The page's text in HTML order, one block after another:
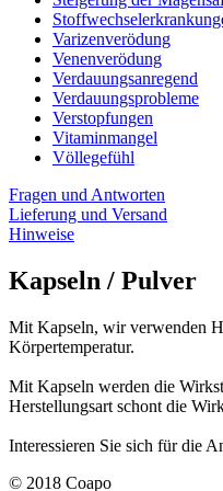
Varizenverödung
Venenverödung
Verdauungsanregend
Verdauungsprobleme
Verstopfungen
Vitaminmangel
Völlegefühl
Fragen und Antworten
Lieferung und Versand
Hinweise
Kapseln / Pulver
Mit Kapseln, wir verwenden
Körpertemperatur.
Mit Kapseln werden die
Herstellungsart schont die
Interessieren Sie sich für die
© 2018 Coapo